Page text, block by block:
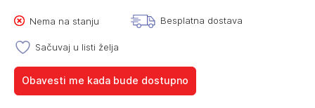
Nema na stanju Besplatna dostava
Sačuvaj u listi želja
Obavesti me kada bude dostupno